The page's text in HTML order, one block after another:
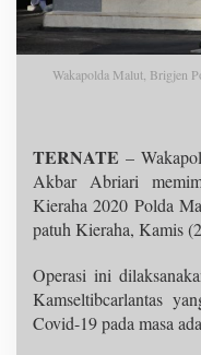
Wakapolda Malut, Brigjen
TERNATE –
Akbar Abriari
Kieraha 2020 Polda
patuh Kieraha, Kamis
Operasi ini
Kamseltibcarlantas
Covid-19 pada masa